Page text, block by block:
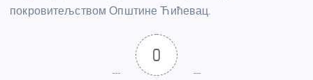
покровитељством Општине Ћићевац.
0